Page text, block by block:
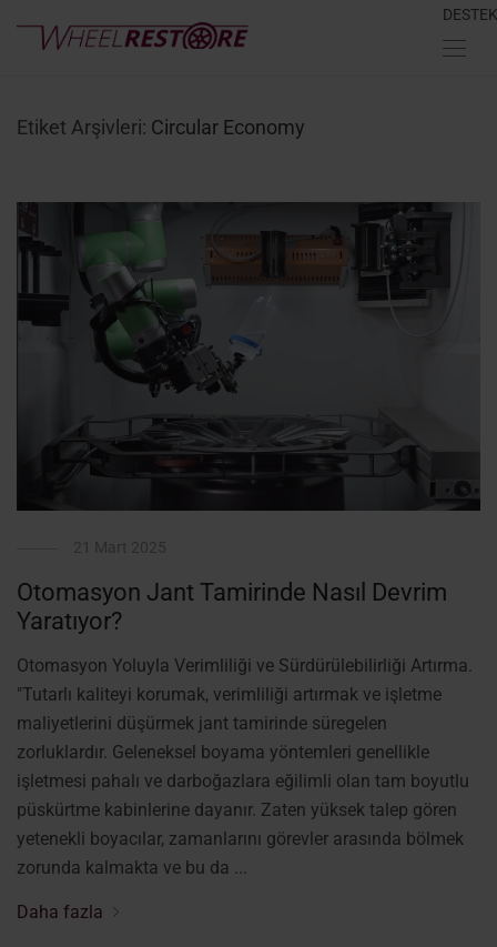
DESTEK
Etiket Arşivleri: Circular Economy
Otomasyon Jant Tamirinde Nasıl Devrim
Yaratıyor?
Otomasyon Yoluyla Verimliliği ve Sürdürülebilirliği Artırma.
"Tutarlı kaliteyi korumak, verimliliği artırmak ve işletme
maliyetlerini düşürmek jant tamirinde süregelen
zorluklardır. Geleneksel boyama yöntemleri genellikle
işletmesi pahalı ve darboğazlara eğilimli olan tam boyutlu
püskürtme kabinlerine dayanır. Zaten yüksek talep gören
yetenekli boyacılar, zamanlarını görevler arasında bölmek
zorunda kalmakta ve bu da ...
Daha fazla